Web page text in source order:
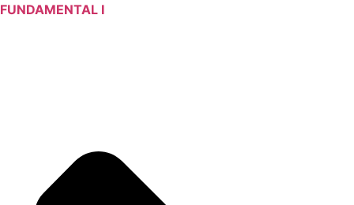
FUNDAMENTAL I